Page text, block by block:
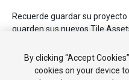
Recuerde guardar su
guarden sus nuevos Tile
2017–09–06 Page
By clicking “Accept
cookies on your device